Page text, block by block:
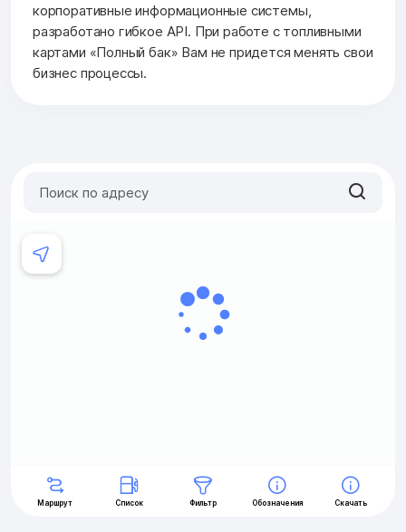
корпоративные информационные системы,
разработано гибкое API. При работе с топливными
картами «Полный бак» Вам не придется менять свои
бизнес процессы.